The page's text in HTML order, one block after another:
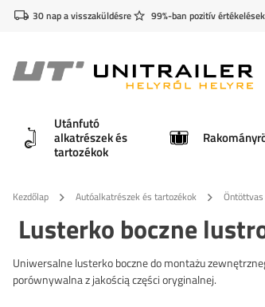
30 nap a visszaküldésre 99%-ban pozitív értékelések
Utánfutó
alkatrészek és
tartozékok
Kezdőlap Autóalkatrészek és tartozékok Öntöttvas
Lusterko boczne
Uniwersalne lusterko boczne do montażu
porównywalna z jakością części oryginalnej.